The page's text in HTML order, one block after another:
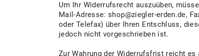
Um Ihr Widerrufsrecht auszuüben,
Mail-Adresse: shop@ziegler-erden.de,
oder Telefax) über Ihren Entschluss,
jedoch nicht vorgeschrieben ist.
Zur Wahrung der Widerrufsfrist reicht